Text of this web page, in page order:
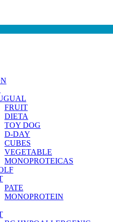
FRUIT
DIETA
TOY DOG
D-DAY
CUBES
VEGETABLE
MONOPROTEICAS
PATE
MONOPROTEIN